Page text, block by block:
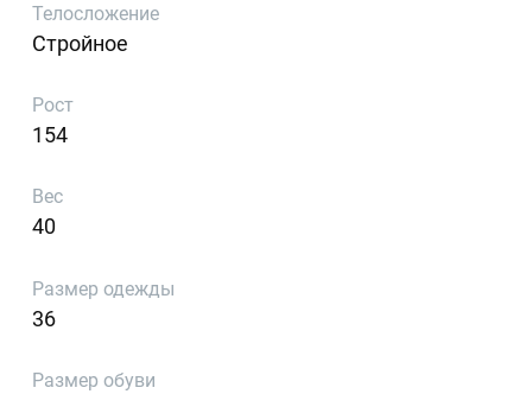
Телосложение
Стройное
Рост
154
Вес
40
Размер одежды
36
Размер обуви